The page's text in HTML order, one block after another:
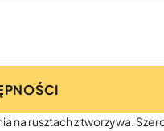
na rusztach z tworzywa.